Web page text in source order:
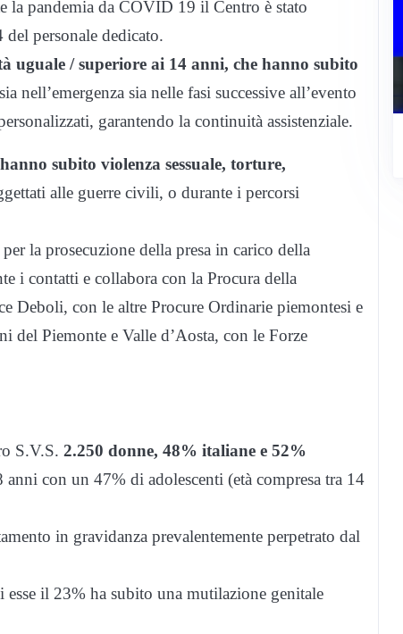
la pandemia da COVID 19 il Centro è stato
personale dedicato.
uguale / superiore ai 14 anni, che hanno subito
sia nell’emergenza sia nelle fasi successive all’evento
garantendo la continuità assistenziale.
subito violenza sessuale, torture,
alle guerre civili, o durante i percorsi
la prosecuzione della presa in carico della
i contatti e collabora con la Procura della
Deboli, con le altre Procure Ordinarie piemontesi e
del Piemonte e Valle d’Aosta, con le Forze
S.V.S. 2.250 donne, 48% italiane e 52%
anni con un 47% di adolescenti (età compresa tra 14
in gravidanza prevalentemente perpetrato dal
il 23% ha subito una mutilazione genitale